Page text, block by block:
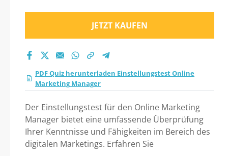
JETZT KAUFEN
PDF Quiz herunterladen Einstellungstest Online
Marketing Manager
Der Einstellungstest für den Online Marketing
Manager bietet eine umfassende Überprüfung
Ihrer Kenntnisse und Fähigkeiten im Bereich des
digitalen Marketings. Erfahren Sie